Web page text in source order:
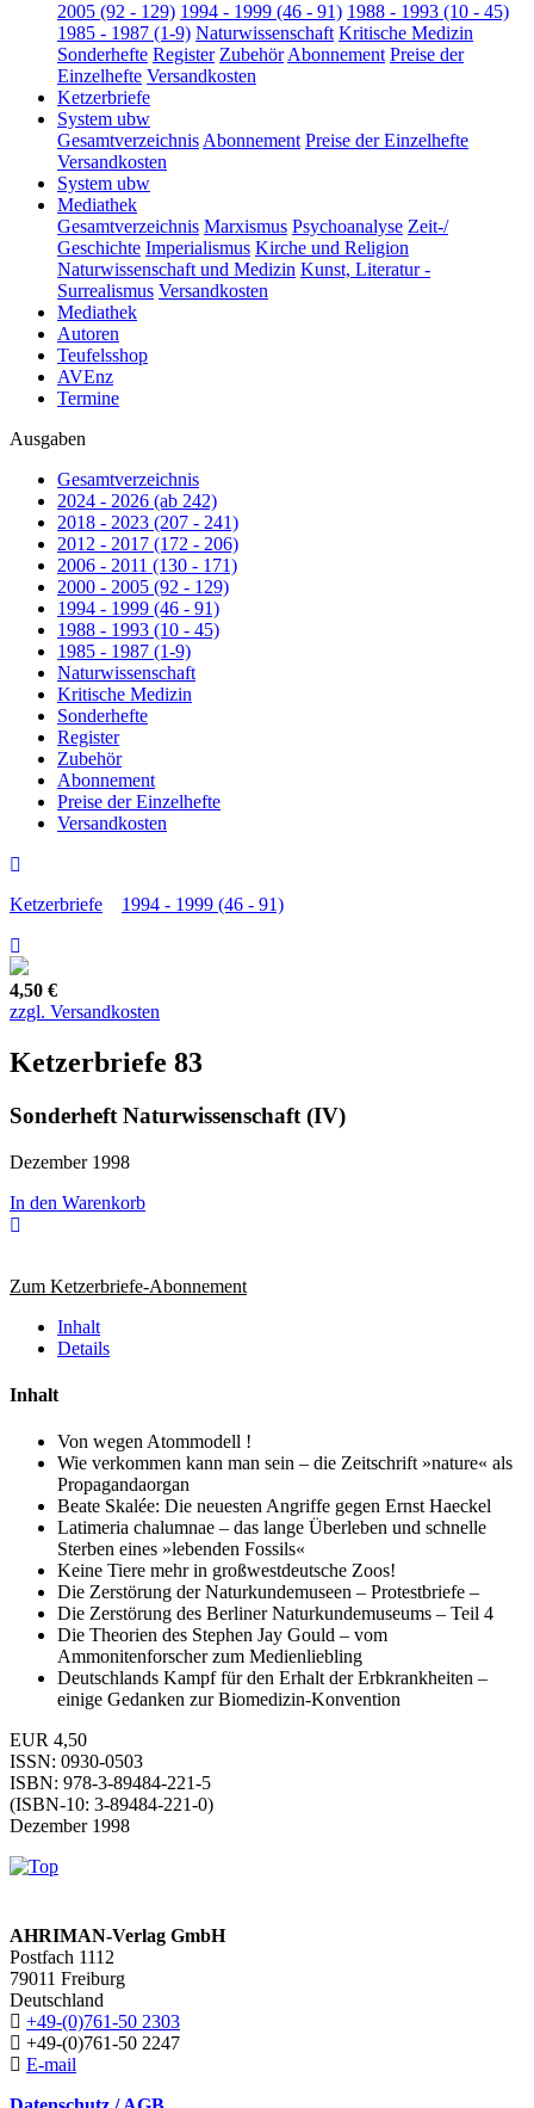
2005 (92 - 129) 1994 - 1999 (46 - 91) 1988 - 1993 (10 - 45)
1985 - 1987 (1-9) Naturwissenschaft Kritische Medizin
Sonderhefte Register ZubehörAbonnement Preise der
Einzelhefte Versandkosten
Ketzerbriefe
System ubw
GesamtverzeichnisAbonnement Preise der Einzelhefte
Versandkosten
System ubw
Mediathek
Gesamtverzeichnis Marxismus Psychoanalyse Zeit-/
Geschichte Imperialismus Kirche und Religion
Naturwissenschaft und Medizin Kunst, Literatur -
Surrealismus Versandkosten
Mediathek
Autoren
Teufelsshop
AVEnz
Termine
Ausgaben
Gesamtverzeichnis
2024 - 2026 (ab 242)
2018 - 2023 (207 - 241)
2012 - 2017 (172 - 206)
2006 - 2011 (130 - 171)
2000 - 2005 (92 - 129)
1994 - 1999 (46 - 91)
1988 - 1993 (10 - 45)
1985 - 1987 (1-9)
Naturwissenschaft
Kritische Medizin
Sonderhefte
Register
Zubehör
Abonnement
Preise der Einzelhefte
Versandkosten
Ketzerbriefe 1994 - 1999 (46 - 91)
4,50 €
zzgl. Versandkosten
Ketzerbriefe 83
Sonderheft Naturwissenschaft (IV)
Dezember 1998
In den Warenkorb
Zum Ketzerbriefe-Abonnement
Inhalt
Details
Inhalt
Von wegen Atommodell !
Wie verkommen kann man sein – die Zeitschrift »nature« als
Propagandaorgan
Beate Skalée: Die neuesten Angriffe gegen Ernst Haeckel
Latimeria chalumnae – das lange Überleben und schnelle
Sterben eines »lebenden Fossils«
Keine Tiere mehr in großwestdeutsche Zoos!
Die Zerstörung der Naturkundemuseen – Protestbriefe –
Die Zerstörung des Berliner Naturkundemuseums – Teil 4
Die Theorien des Stephen Jay Gould – vom
Ammonitenforscher zum Medienliebling
Deutschlands Kampf für den Erhalt der Erbkrankheiten –
einige Gedanken zur Biomedizin-Konvention
EUR 4,50
ISSN: 0930-0503
ISBN: 978-3-89484-221-5
(ISBN-10: 3-89484-221-0)
Dezember 1998
AHRIMAN-Verlag GmbH
Postfach 1112
79011 Freiburg
Deutschland
+49-(0)761-50 2303
+49-(0)761-50 2247
E-mail